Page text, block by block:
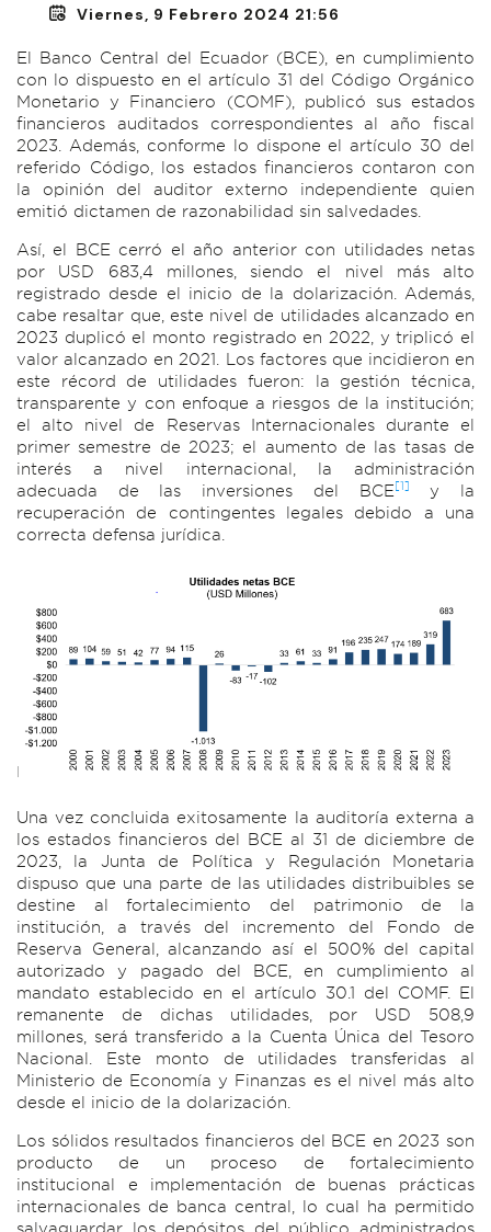
Viernes, 9 Febrero 2024 21:56
El Banco Central del Ecuador (BCE), en cumplimiento
con lo dispuesto en el artículo 31 del Código Orgánico
Monetario y Financiero (COMF), publicó sus estados
financieros auditados correspondientes al año fiscal
2023. Además, conforme lo dispone el artículo 30 del
referido Código, los estados financieros contaron con
la opinión del auditor externo independiente quien
emitió dictamen de razonabilidad sin salvedades.
Así, el BCE cerró el año anterior con utilidades netas
por USD 683,4 millones, siendo el nivel más alto
registrado desde el inicio de la dolarización. Además,
cabe resaltar que, este nivel de utilidades alcanzado en
2023 duplicó el monto registrado en 2022, y triplicó el
valor alcanzado en 2021. Los factores que incidieron en
este récord de utilidades fueron: la gestión técnica,
transparente y con enfoque a riesgos de la institución;
el alto nivel de Reservas Internacionales durante el
primer semestre de 2023; el aumento de las tasas de
interés a nivel internacional, la administración
adecuada de las inversiones del BCE[1]
y la
recuperación de contingentes legales debido a una
correcta defensa jurídica.
Una vez concluida exitosamente la auditoría externa a
los estados financieros del BCE al 31 de diciembre de
2023, la Junta de Política y Regulación Monetaria
dispuso que una parte de las utilidades distribuibles se
destine al fortalecimiento del patrimonio de la
institución, a través del incremento del Fondo de
Reserva General, alcanzando así el 500% del capital
autorizado y pagado del BCE, en cumplimiento al
mandato establecido en el artículo 30.1 del COMF. El
remanente de dichas utilidades, por USD 508,9
millones, será transferido a la Cuenta Única del Tesoro
Nacional. Este monto de utilidades transferidas al
Ministerio de Economía y Finanzas es el nivel más alto
desde el inicio de la dolarización.
Los sólidos resultados financieros del BCE en 2023 son
producto de un proceso de fortalecimiento
institucional e implementación de buenas prácticas
internacionales de banca central, lo cual ha permitido